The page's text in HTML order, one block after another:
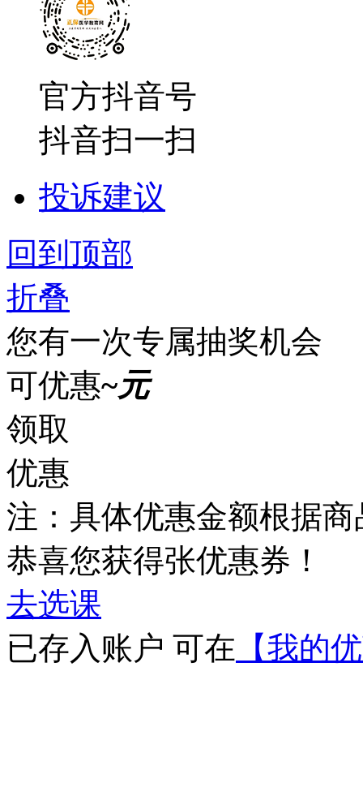
官方抖音号
抖音扫一扫
投诉建议
回到顶部
折叠
您有一次专属抽奖机会
可优惠~元
领取
优惠
注：具体优惠金额根据
恭喜您获得张优惠券！
去选课
已存入账户 可在 【我的